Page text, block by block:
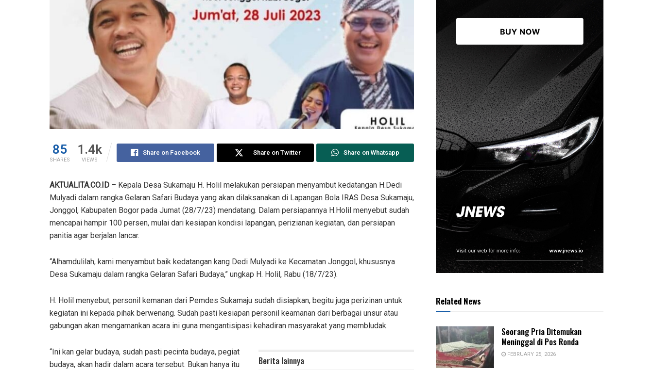
85
SHARES
1.4k
VIEWS
Share on Facebook Share on Twitter Share on Whatsapp
AKTUALITA.CO.ID – Kepala Desa Sukamaju H. Holil melakukan persiapan menyambut kedatangan H.Dedi
Mulyadi dalam rangka Gelaran Safari Budaya yang akan dilaksanakan di Lapangan Bola IRAS Desa Sukamaju,
Jonggol, Kabupaten Bogor pada Jumat (28/7/23) mendatang. Dalam persiapannya H.Holil menyebut sudah
mencapai hampir 100 persen, mulai dari kesiapan kondisi lapangan, perizianan kegiatan, dan persiapan
panitia agar berjalan lancar.
“Alhamdulilah, kami menyambut baik kedatangan kang Dedi Mulyadi ke Kecamatan Jonggol, khususnya
Desa Sukamaju dalam rangka Gelaran Safari Budaya,” ungkap H. Holil, Rabu (18/7/23).
H. Holil menyebut, personil kemanan dari Pemdes Sukamaju sudah disiapkan, begitu juga perizinan untuk
kegiatan ini kepada pihak berwenang. Sudah pasti kesiapan personil keamanan dari berbagai unsur atau
gabungan akan mengamankan acara ini guna mengantisipasi kehadiran masyarakat yang membludak.
Berita lainnya
“Ini kan gelar budaya, sudah pasti pecinta budaya, pegiat
budaya, akan hadir dalam acara tersebut. Bukan hanya itu
Related News
Seorang Pria Ditemukan
Meninggal di Pos Ronda
FEBRUARY 25, 2026